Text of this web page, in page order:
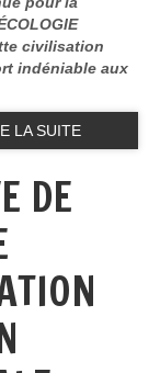
civilisation
indéniable aux
LA SUITE
DE